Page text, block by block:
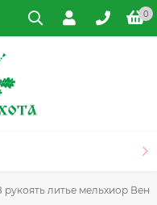
0
литье мельхиор